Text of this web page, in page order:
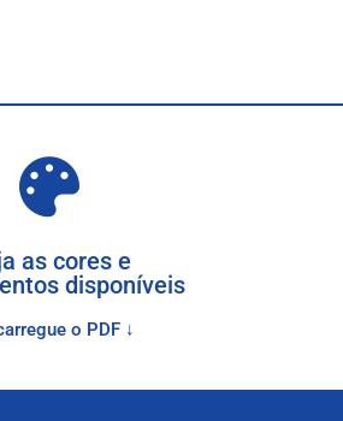
as cores e
disponíveis
o PDF ↓